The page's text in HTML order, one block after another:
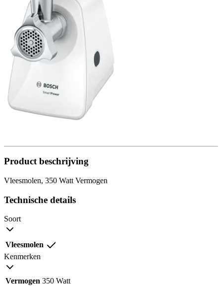
Product beschrijving
Vleesmolen, 350 Watt Vermogen
Technische details
Soort
Vleesmolen
Kenmerken
Vermogen 350 Watt